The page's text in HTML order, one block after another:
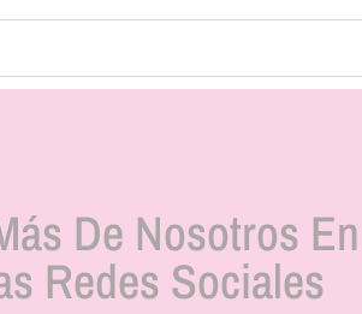
De Nosotros En
Redes Sociales